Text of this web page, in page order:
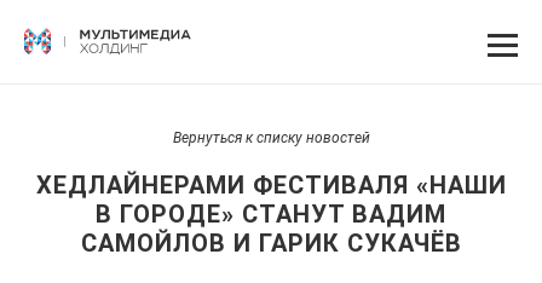
Вернуться к списку новостей
ХЕДЛАЙНЕРАМИ ФЕСТИВАЛЯ «НАШИ
В ГОРОДЕ» СТАНУТ ВАДИМ
САМОЙЛОВ И ГАРИК СУКАЧЁВ